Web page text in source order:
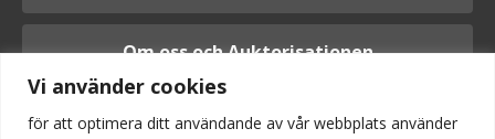
Vi använder cookies
för att optimera ditt användande av vår webbplats använder
Om oss och Auktorisationen